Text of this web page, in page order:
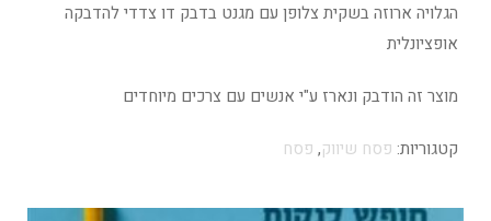
הגלויה ארוזה בשקית צלופן עם מגנט בדבק דו צדדי להדבקה
אופציונלית
מוצר זה הודבק ונארז ע"י אנשים עם צרכים מיוחדים
קטגוריות: פסח שיווק, פסח